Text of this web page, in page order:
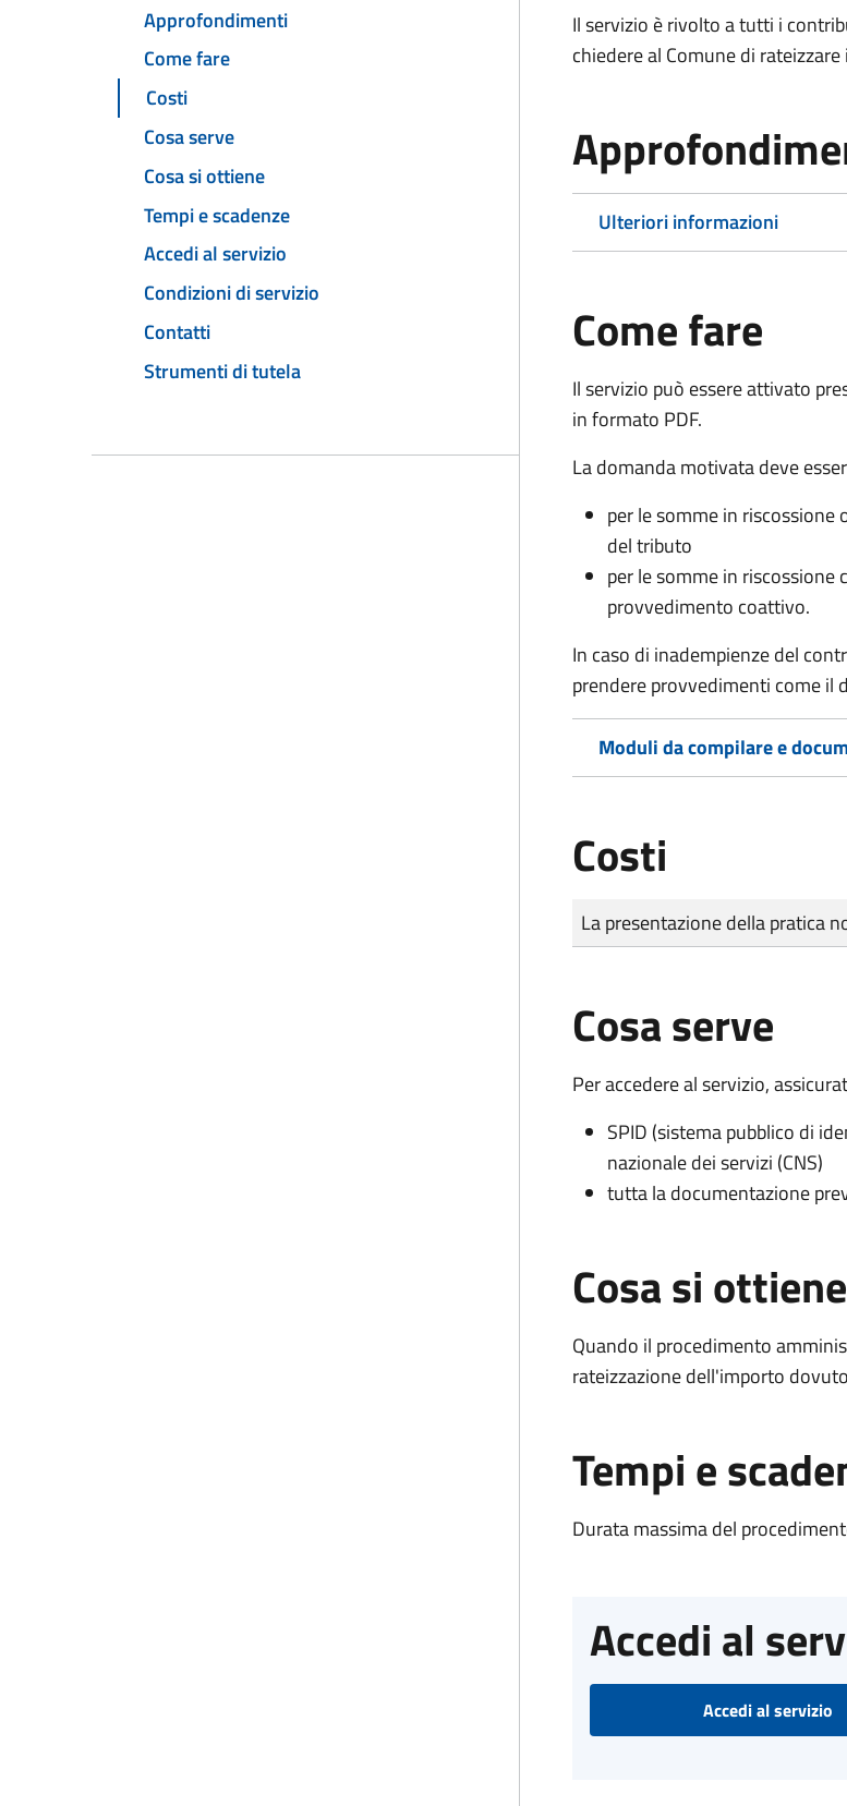
Approfondimenti
Come fare
Costi
Cosa serve
Cosa si ottiene
Tempi e scadenze
Accedi al servizio
Condizioni di servizio
Contatti
Strumenti di tutela
Il servizio è rivolto a tutti i
chiedere al Comune di
Ulteriori informazioni
Come fare
Il servizio può essere attivato
in formato PDF.
La domanda motivata deve
per le somme in riscossione
del tributo
per le somme in riscossione
provvedimento coattivo.
In caso di inadempienze del
prendere provvedimenti come il
Moduli da compilare e
Costi
Tipo di pagamento
Importo
La presentazione della pratica
Cosa serve
Per accedere al servizio,
SPID (sistema pubblico di
nazionale dei servizi (CNS)
tutta la documentazione
Cosa si ottiene
Quando il procedimento
rateizzazione dell'importo
Tempi e
Durata massima del
Accedi al
Accedi al servizio